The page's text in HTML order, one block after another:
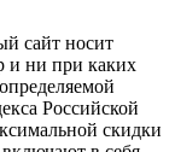
сайт носит
и ни при каких
Российской
скидки